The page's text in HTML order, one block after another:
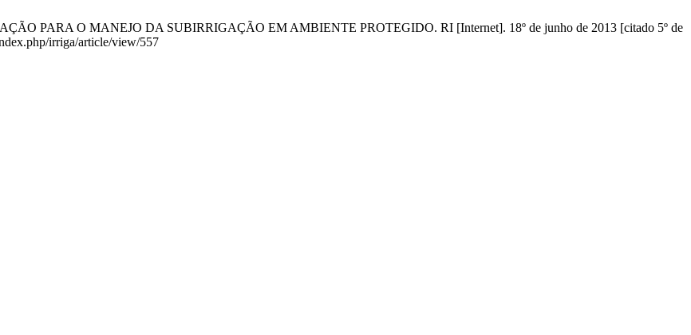
PARA O MANEJO DA SUBIRRIGAÇÃO EM AMBIENTE PROTEGIDO. RI [Internet]. 18º de junho de 2013 [citado 5º de
irriga/article/view/557